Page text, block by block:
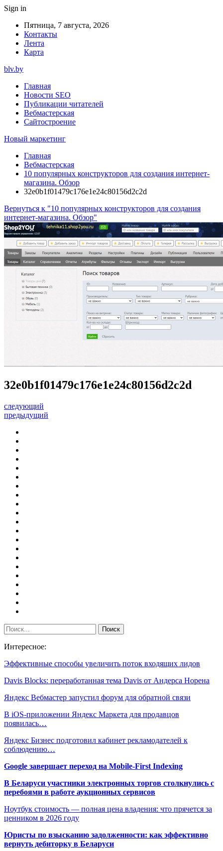
Sign in
Пятница, 7 августа, 2026
Контакты
Лента
Карта
blv.by
Главная
Новости SEO
Публикации читателей
Вебмастерская
Сайтостроение
Новый маркетинг
Главная
Вебмастерская
10 популярных конструкторов для создания интернет-
магазина. Обзор
32e0b1f01479c176e1e24c80156d2c2d
Вернуться к "10 популярных конструкторов для создания
интернет-магазина. Обзор"
32e0b1f01479c176e1e24c80156d2c2d
следующий
предыдущий
Интересное:
Эффективные способы увеличить поток входящих лидов
Davis Blocks: переработанная тема Davis от Андерса Норена
Яндекс Вебмастер запустил форум для обратной связи
В iOS-приложении Яндекс Маркета для продавцов
появилась…
Яндекс Бизнес подготовил кабинет рекламодателей к
соблюдению…
Google завершает переход на Mobile-First Indexing
В Беларуси участники электронных торгов столкнулись с
перебоями в работе аукционных сервисов
Ноутбук стоимость — полная цена владения: что прячется за
ценником в 2026 году
Юристы по взысканию задолженности: как эффективно
вернуть дебиторку в Беларуси